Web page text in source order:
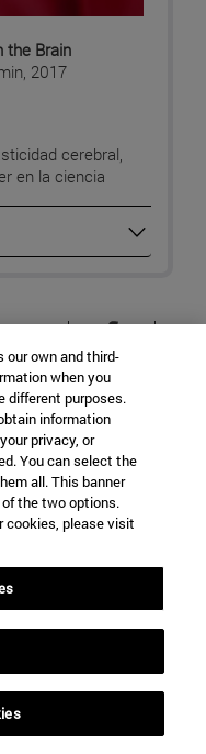
the Brain
2017
cerebral,
en la ciencia
de
our own and third-
when you
different purposes.
information
privacy, or
You can select the
all. This banner
the two options.
cookies, please visit